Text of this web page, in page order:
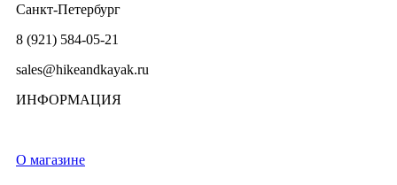
Санкт-Петербург
8 (921) 584-05-21
sales@hikeandkayak.ru
ИНФОРМАЦИЯ
О магазине